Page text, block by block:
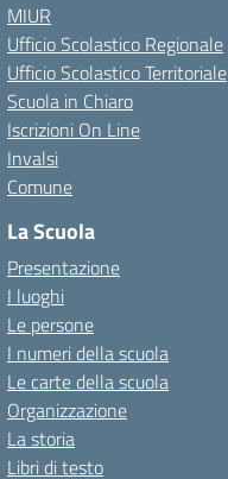
MIUR
Ufficio Scolastico Regionale
Ufficio Scolastico Territoriale
Scuola in Chiaro
Iscrizioni On Line
Invalsi
Comune
La Scuola
Presentazione
I luoghi
Le persone
I numeri della scuola
Le carte della scuola
Organizzazione
La storia
Libri di testo